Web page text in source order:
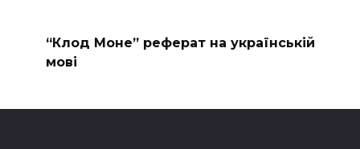
“Клод Моне” реферат на українській
мові